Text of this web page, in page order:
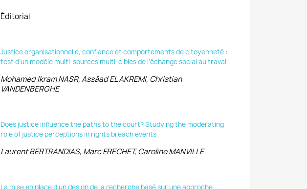
Éditorial
Justice organisationnelle, confiance et comportements de citoyenneté :
test d’un modèle multi-sources multi-cibles de l’échange social au travail
Mohamed Ikram NASR, Assâad EL AKREMI, Christian
VANDENBERGHE
Does justice influence the paths to the court? Studying the moderating
role of justice perceptions in rights breach events
Laurent BERTRANDIAS, Marc FRECHET, Caroline MANVILLE
La mise en place d’un design de la recherche basé sur une approche